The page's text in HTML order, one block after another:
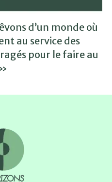
d’un monde où
au service des
pour le faire au